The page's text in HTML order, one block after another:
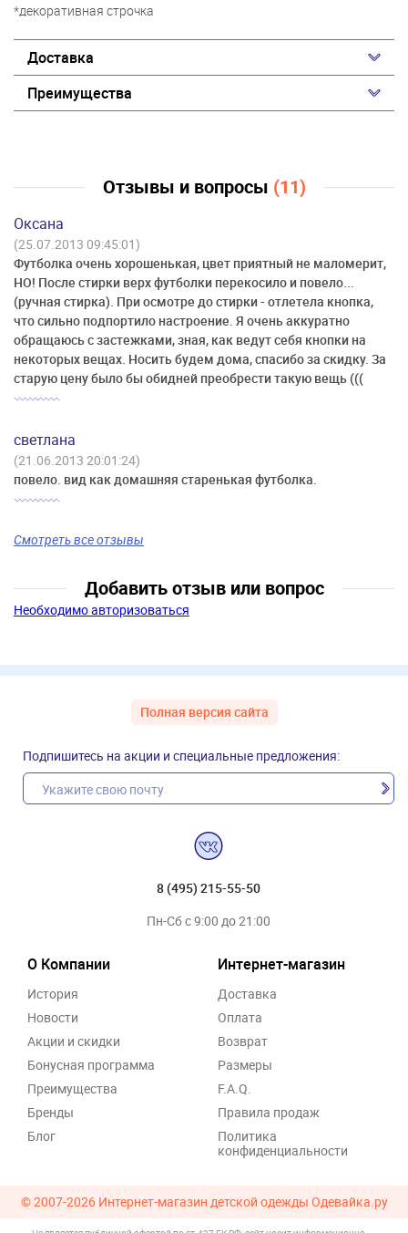
*декоративная строчка
Доставка
Преимущества
Отзывы и вопросы (11)
Оксана
(25.07.2013 09:45:01)
Футболка очень хорошенькая, цвет приятный не маломерит,
НО! После стирки верх футболки перекосило и повело...
(ручная стирка). При осмотре до стирки - отлетела кнопка,
что сильно подпортило настроение. Я очень аккуратно
обращаюсь с застежками, зная, как ведут себя кнопки на
некоторых вещах. Носить будем дома, спасибо за скидку. За
старую цену было бы обидней преобрести такую вещь (((
светлана
(21.06.2013 20:01:24)
повело. вид как домашняя старенькая футболка.
Смотреть все отзывы
Добавить отзыв или вопрос
Необходимо авторизоваться
Полная версия сайта
Подпишитесь на акции и специальные предложения:
8 (495) 215-55-50
Пн-Сб с 9:00 до 21:00
О Компании
История
Новости
Акции и скидки
Бонусная программа
Преимущества
Бренды
Блог
Интернет-магазин
Доставка
Оплата
Возврат
Размеры
F.A.Q.
Правила продаж
Политика
конфиденциальности
© 2007-2026 Интернет-магазин детской одежды Одевайка.ру